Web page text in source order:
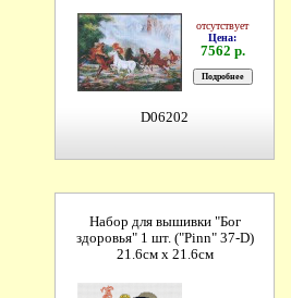
отсутствует
Цена:
7562 р.
D06202
Набор для вышивки "Бог
здоровья" 1 шт. ("Pinn" 37-D)
21.6см х 21.6см